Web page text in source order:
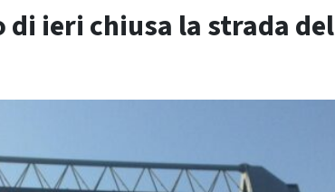
di ieri chiusa la strada